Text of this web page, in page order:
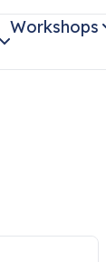
Workshops